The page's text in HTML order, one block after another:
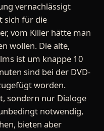
vernachlässigt
sich für die
vom Killer hätte man
wollen. Die alte,
ist um knappe 10
sind bei der DVD-
worden.
sondern nur Dialoge
notwendig,
bieten aber